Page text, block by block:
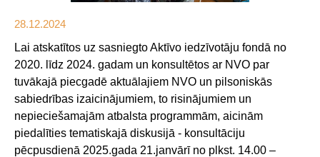
28.12.2024
Lai atskatītos uz sasniegto Aktīvo iedzīvotāju fondā no
2020. līdz 2024. gadam un konsultētos ar NVO par
tuvākajā piecgadē aktuālajiem NVO un pilsoniskās
sabiedrības izaicinājumiem, to risinājumiem un
nepieciešamajām atbalsta programmām, aicinām
piedalīties tematiskajā diskusijā - konsultāciju
pēcpusdienā 2025.gada 21.janvārī no plkst. 14.00 –